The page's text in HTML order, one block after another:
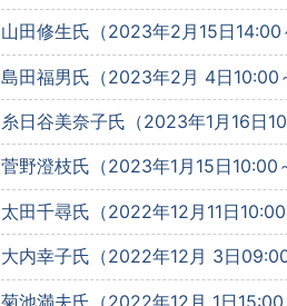
山田修生氏（2023年2月15日14:00
島田福男氏（2023年2月 4日10:00
糸日谷美奈子氏（2023年1月16日
菅野澄枝氏（2023年1月15日10:00
太田千尋氏（2022年12月11日10:00
大内幸子氏（2022年12月 3日
菊池満夫氏（2022年12月 1日15:00